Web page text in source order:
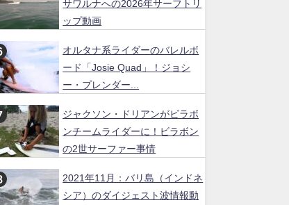
サワルナへの2026年サーフトリ
ップ動画
オルタナ系ライダーのバレルボ
ード「Josie Quad」！ジョシ
ー・プレンダー...
ジャクソン・ドリアンがビラボ
ンチームライダーに！ビラボン
の2世サーファー事情
2021年11月：バリ島（インドネ
シア）のダイジェスト波情報動